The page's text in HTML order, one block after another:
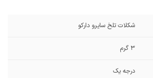
شکلات تلخ سایرو دارکو
۳ گرم
درجه یک